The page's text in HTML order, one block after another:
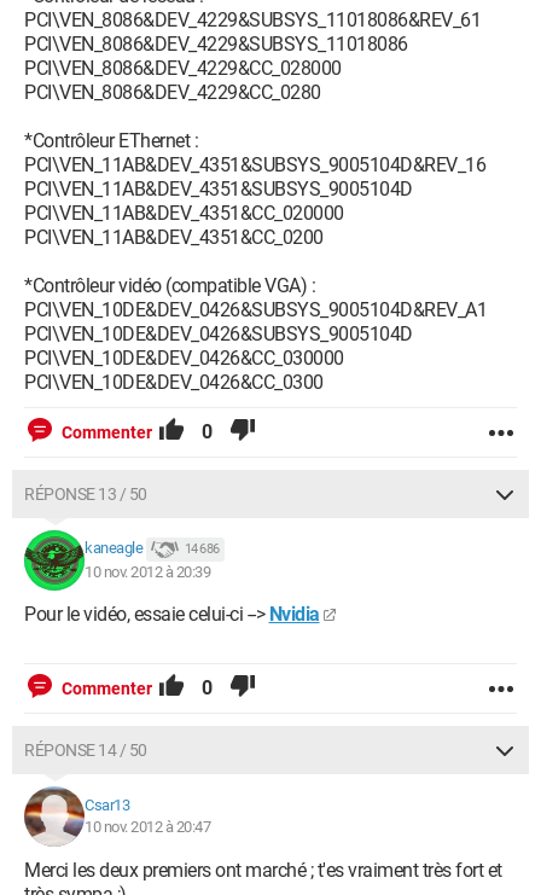
PCI\VEN_8086&DEV_4229&SUBSYS_11018086&REV_61
PCI\VEN_8086&DEV_4229&SUBSYS_11018086
PCI\VEN_8086&DEV_4229&CC_028000
PCI\VEN_8086&DEV_4229&CC_0280
*Contrôleur EThernet :
PCI\VEN_11AB&DEV_4351&SUBSYS_9005104D&REV_16
PCI\VEN_11AB&DEV_4351&SUBSYS_9005104D
PCI\VEN_11AB&DEV_4351&CC_020000
PCI\VEN_11AB&DEV_4351&CC_0200
*Contrôleur vidéo (compatible VGA) :
PCI\VEN_10DE&DEV_0426&SUBSYS_9005104D&REV_A1
PCI\VEN_10DE&DEV_0426&SUBSYS_9005104D
PCI\VEN_10DE&DEV_0426&CC_030000
PCI\VEN_10DE&DEV_0426&CC_0300
Commenter 0
RÉPONSE 13 / 50
kaneagle 14 686
10 nov. 2012 à 20:39
Pour le vidéo, essaie celui-ci --> Nvidia
Commenter 0
RÉPONSE 14 / 50
Csar13
10 nov. 2012 à 20:47
Merci les deux premiers ont marché ; t'es vraiment très fort et